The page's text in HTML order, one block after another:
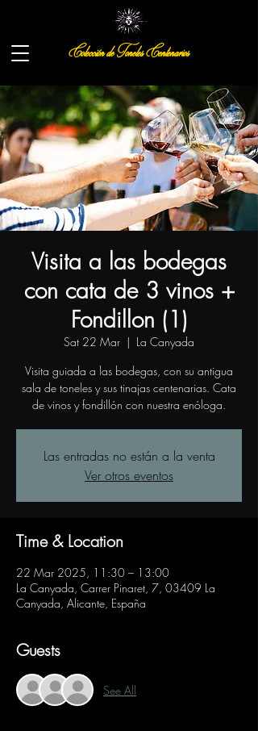
Colección de Toneles Centenarios
Visita a las bodegas
con cata de 3 vinos +
Fondillon (1)
Sat 22 Mar
  |
La Canyada
Visita guiada a las bodegas, con su antigua
sala de toneles y sus tinajas centenarias. Cata
de vinos y fondillón con nuestra enóloga.
Las entradas no están a la venta
Ver otros eventos
Time & Location
22 Mar 2025, 11:30 – 13:00
La Canyada, Carrer Pinaret, 7, 03409 La
Canyada, Alicante, España
Guests
See All